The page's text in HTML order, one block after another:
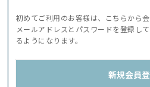
初めてご利用のお客様は、こちらから
メールアドレスとパスワードを登録し
るようになります。